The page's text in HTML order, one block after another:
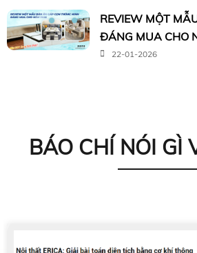
REVIEW MỘT
ĐÁNG MUA CHO
22-01-2026
BÁO CHÍ NÓI GÌ